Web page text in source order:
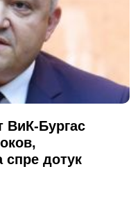
ВиК-Бургас
спре дотук